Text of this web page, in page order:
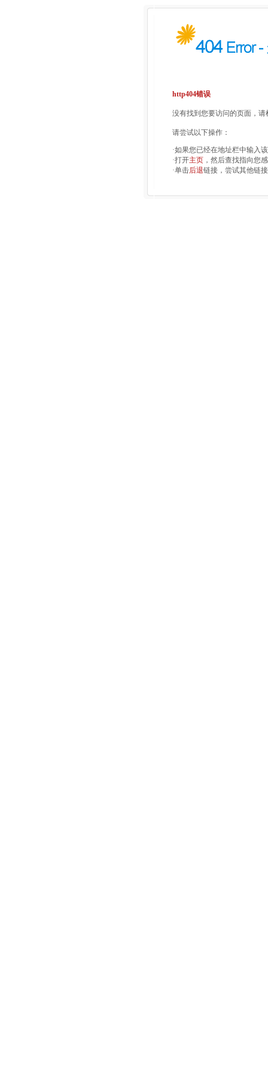
http404错误
没有找到您要访问的页面，
请尝试以下操作：
·如果您已经在地址栏中输入
·打开主页 ，然后查找指向您
·单击后退链接，尝试其他链